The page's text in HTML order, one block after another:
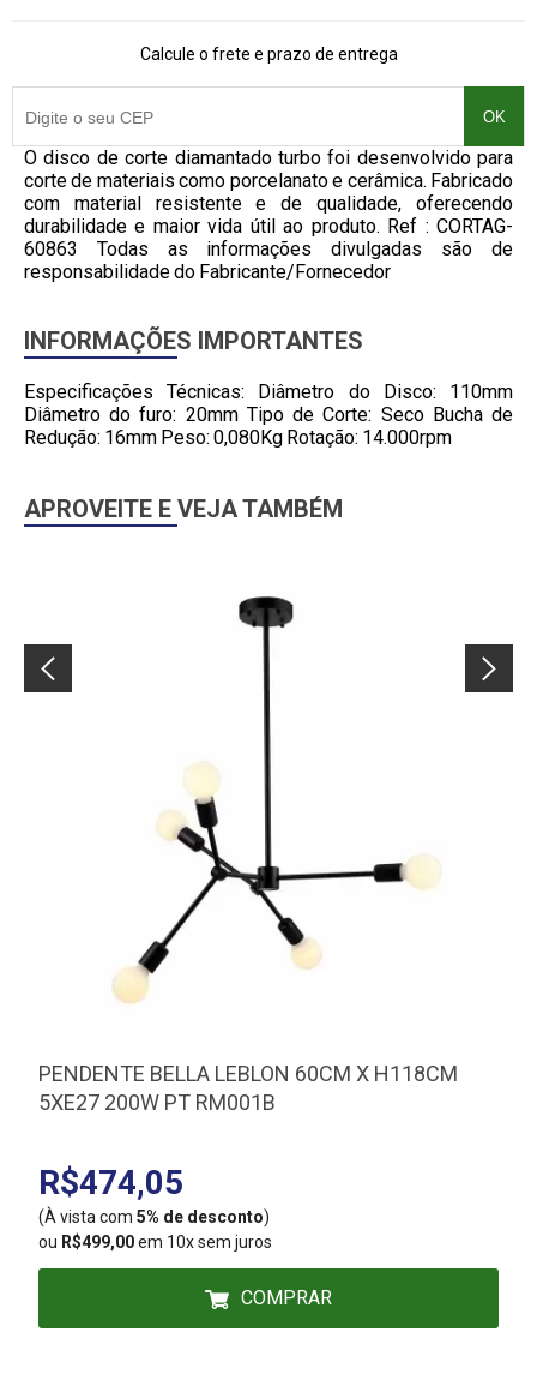
Calcule o frete e prazo de entrega
OK
O disco de corte diamantado turbo foi desenvolvido para
corte de materiais como porcelanato e cerâmica. Fabricado
com material resistente e de qualidade, oferecendo
durabilidade e maior vida útil ao produto. Ref : CORTAG-
60863 Todas as informações divulgadas são de
responsabilidade do Fabricante/Fornecedor
INFORMAÇÕES IMPORTANTES
Especificações Técnicas: Diâmetro do Disco: 110mm
Diâmetro do furo: 20mm Tipo de Corte: Seco Bucha de
Redução: 16mm Peso: 0,080Kg Rotação: 14.000rpm
APROVEITE E VEJA TAMBÉM
PENDENTE BELLA LEBLON 60CM X H118CM
5XE27 200W PT RM001B
R$474,05
(À vista com 5% de desconto)
ou R$499,00em 10x sem juros
COMPRAR